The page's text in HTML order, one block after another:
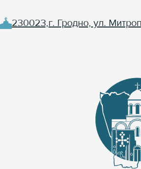
230023,г. Гродно, ул.